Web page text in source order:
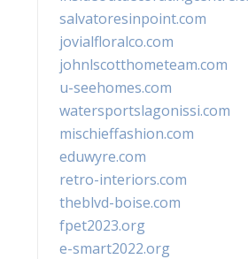
salvatoresinpoint.com
jovialfloralco.com
johnlscotthometeam.com
u-seehomes.com
watersportslagonissi.com
mischieffashion.com
eduwyre.com
retro-interiors.com
theblvd-boise.com
fpet2023.org
e-smart2022.org